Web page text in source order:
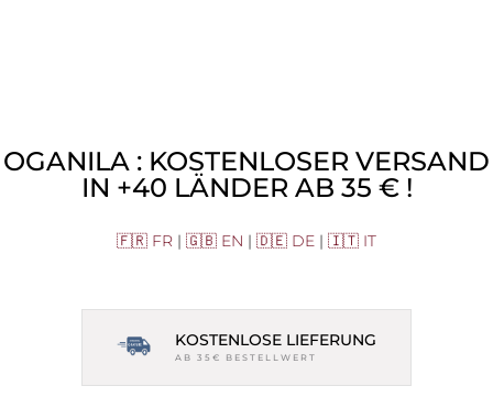
OGANILA : KOSTENLOSER VERSAND
IN +40 LÄNDER AB 35 € !
🇫🇷 FR | 🇬🇧 EN | 🇩🇪 DE | 🇮🇹 IT
KOSTENLOSE LIEFERUNG
AB 35€ BESTELLWERT